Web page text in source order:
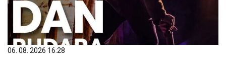
06. 08. 2026 16:28